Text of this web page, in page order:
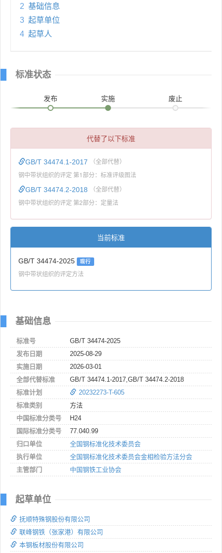
2 基础信息
3 起草单位
4 起草人
标准状态
发布 实施 废止
代替了以下标准
GB/T 34474.1-2017 （全部代替）
钢中带状组织的评定 第1部分：标准评级图法
GB/T 34474.2-2018 （全部代替）
钢中带状组织的评定 第2部分：定量法
当前标准
GB/T 34474-2025 现行
钢中带状组织的评定方法
基础信息
标准号
GB/T 34474-2025
发布日期
2025-08-29
实施日期
2026-03-01
全部代替标准
GB/T 34474.1-2017,GB/T 34474.2-2018
标准计划
20232273-T-605
标准类别
方法
中国标准分类号
H24
国际标准分类号
77.040.99
归口单位
全国钢标准化技术委员会
执行单位
全国钢标准化技术委员会金相检验方法分会
主管部门
中国钢铁工业协会
起草单位
抚顺特殊钢股份有限公司
联峰钢铁（张家港）有限公司
本钢板材股份有限公司